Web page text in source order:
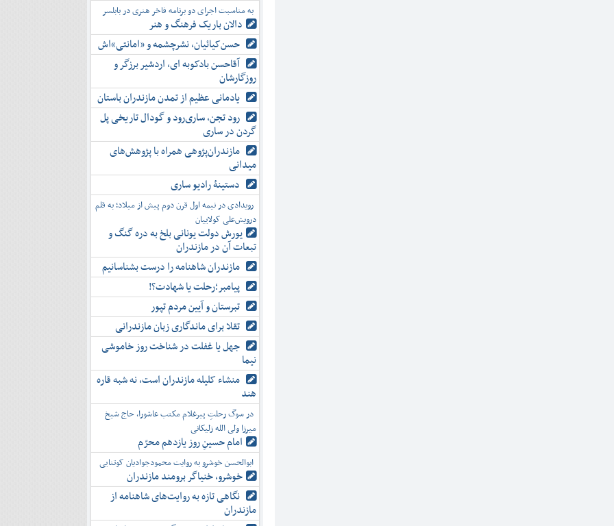
به مناسبت اجرای دو برنامه فاخر هنری در بابلسر
دالان باریک فرهنگ و هنر
حسن‌کیائیان، نشرچشمه و «امانتی»اش
آقاحسن بادکوبه ای، اردشیر برزگر و
روزگارشان
یادمانی عظیم از تمدن مازندران باستان
رود تجن، ساری‌رود و گودال تاریخی پل
گردن در ساری
مازندران‌پژوهی همراه با پژوهش‌های
میدانی
دستینۀ رادیو ساری
رویدادی در نیمه اول قرن دوم پیش از میلاد؛ به قلم
درویش‌علی کولاییان
یورش دولت یونانی بلخ به دره گنگ و
تبعات آن در مازندران
مازندران شاهنامه را درست بشناسانیم
پیامبر؛رحلت یا شهادت؟!
تبرستان و آیین مردم تپور
تقلا برای ماندگاری زبان مازندرانی
جهل یا غفلت در شناخت روز خاموشی
نیما
منشاء کلیله مازندران است، نه شبه قاره
هند
در سوگ رحلتِ پیرغلام مکتب عاشورا، حاج شیخ
میرزا ولی الله زلیکانی
امام حسینِ روز یازدهم محرّم
ابوالحسن خوشرو به روایت محمودجوادیان کوتنایی
خوشرو، خنياگر برومند مازندران
نگاهی تازه به روایت‌های شاهنامه از
مازندران